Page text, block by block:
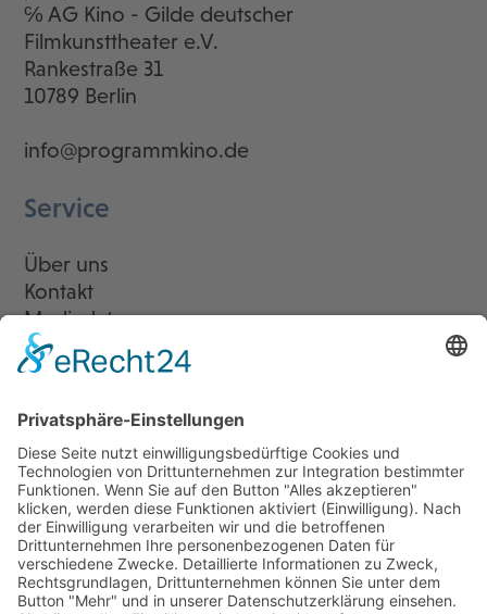
℅ AG Kino - Gilde deutscher
Filmkunsttheater e.V.
Rankestraße 31
10789 Berlin
info@programmkino.de
Service
Über uns
Kontakt
Mediadaten
Newsletter
LogIn
Legal
Impressum
Datenschutzerklärung
Cookie-Einstellungen